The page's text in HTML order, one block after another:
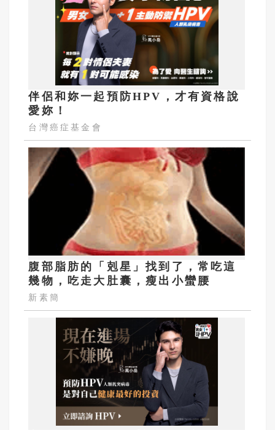
伴侶和妳一起預防HPV，才有資格說
愛妳！
台灣癌症基金會
腹部脂肪的「剋星」找到了，常吃這
幾物，吃走大肚囊，瘦出小蠻腰
新素簡